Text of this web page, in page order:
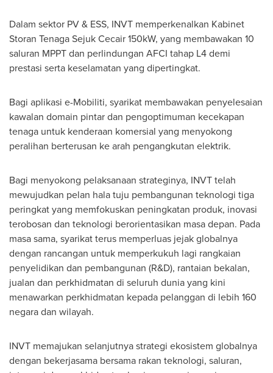
Dalam sektor PV & ESS, INVT memperkenalkan Kabinet
Storan Tenaga Sejuk Cecair 150kW, yang membawakan 10
saluran MPPT dan perlindungan AFCI tahap L4 demi
prestasi serta keselamatan yang dipertingkat.
Bagi aplikasi e-Mobiliti, syarikat membawakan penyelesaian
kawalan domain pintar dan pengoptimuman kecekapan
tenaga untuk kenderaan komersial yang menyokong
peralihan berterusan ke arah pengangkutan elektrik.
Bagi menyokong pelaksanaan strateginya, INVT telah
mewujudkan pelan hala tuju pembangunan teknologi tiga
peringkat yang memfokuskan peningkatan produk, inovasi
terobosan dan teknologi berorientasikan masa depan. Pada
masa sama, syarikat terus memperluas jejak globalnya
dengan rancangan untuk memperkukuh lagi rangkaian
penyelidikan dan pembangunan (R&D), rantaian bekalan,
jualan dan perkhidmatan di seluruh dunia yang kini
menawarkan perkhidmatan kepada pelanggan di lebih 160
negara dan wilayah.
INVT memajukan selanjutnya strategi ekosistem globalnya
dengan bekerjasama bersama rakan teknologi, saluran,